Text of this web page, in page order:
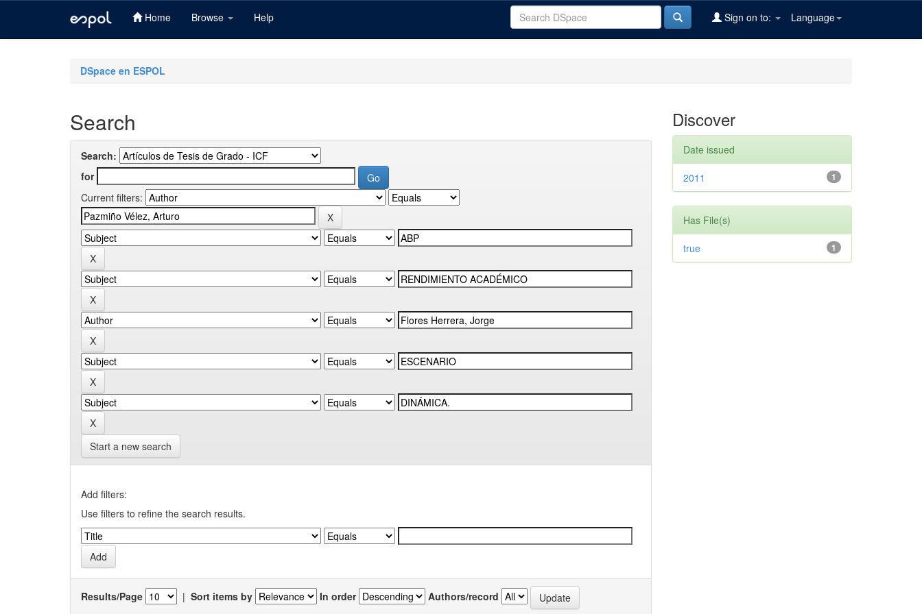
Home Browse Help Language
Sign on to:
DSpace en ESPOL
Search
Search:
for
Current filters:
Start a new search
Add filters:
Use filters to refine the search results.
Results/Page | Sort items by In order Authors/record
Discover
Date issued
1
2011
Has File(s)
1
true